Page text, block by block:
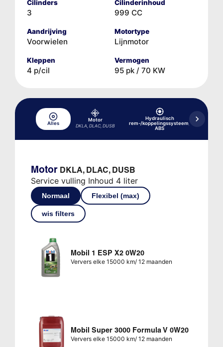
Cilinders
3
Cilinderinhoud
999 CC
Aandrijving
Voorwielen
Motortype
Lijnmotor
Kleppen
4 p/cil
Vermogen
95 pk / 70 KW
Alles
Motor
DKLA, DLAC, DUSB
Hydraulisch
rem-/koppelingssysteem,
ABS
Motor DKLA, DLAC, DUSB
Service vulling Inhoud 4 liter
Normaal Flexibel (max)
wis filters
Mobil 1 ESP X2 0W20
Ververs elke 15000 km/ 12 maanden
Mobil Super 3000 Formula V 0W20
Ververs elke 15000 km/ 12 maanden